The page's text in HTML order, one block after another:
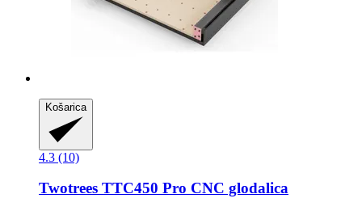
Košarica
4.3 (10)
Twotrees TTC450 Pro CNC glodalica